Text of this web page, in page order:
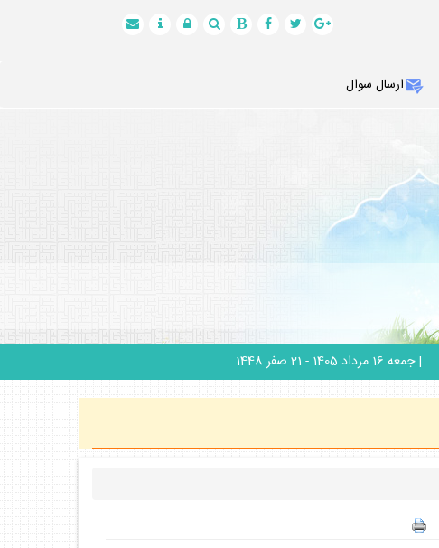
ارسال سوال
| جمعه 16 مرداد 1405 - 21 صفر 1448